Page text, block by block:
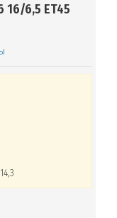
16/6,5 ET45